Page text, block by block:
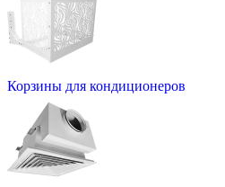
Корзины для кондиционеров